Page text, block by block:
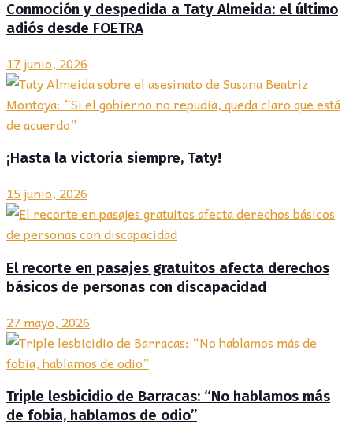
Conmoción y despedida a Taty Almeida: el último
adiós desde FOETRA
17 junio, 2026
¡Hasta la victoria siempre, Taty!
15 junio, 2026
El recorte en pasajes gratuitos afecta derechos
básicos de personas con discapacidad
27 mayo, 2026
Triple lesbicidio de Barracas: “No hablamos más
de fobia, hablamos de odio”